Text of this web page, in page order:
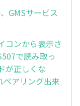
GMSサービス
コンから表示さ
で読み取っ
が正しくな
ペアリング出来